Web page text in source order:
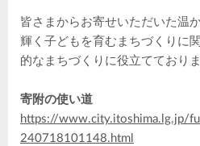
皆さまからお寄せいただいた温
輝く子どもを育むまちづくりに
的なまちづくりに役立てておりま
寄附の使い道
https://www.city.itoshima.lg.jp/
240718101148.html